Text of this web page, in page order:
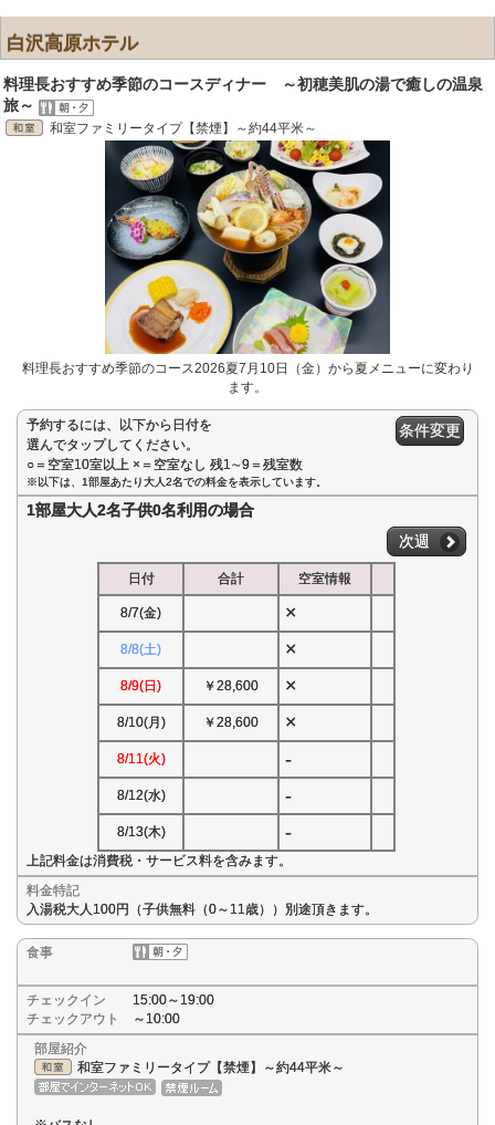
白沢高原ホテル
料理長おすすめ季節のコースディナー ～初穂美肌の湯で癒しの温泉
旅～
和室ファミリータイプ【禁煙】～約44平米～
料理長おすすめ季節のコース2026夏7月10日（金）から夏メニューに変わり
ます。
予約するには、以下から日付を
選んでタップしてください。
○＝空室10室以上 ×＝空室なし 残1∼9＝残室数
条件変更
※以下は、1部屋あたり大人2名での料金を表示しています。
1部屋大人2名子供0名利用の場合
次週
日付 合計 空室情報
8/7(金) ×
8/8(土) ×
8/9(日) ￥28,600 ×
8/10(月) ￥28,600 ×
8/11(火) -
8/12(水) -
8/13(木) -
上記料金は消費税・サービス料を含みます。
料金特記
入湯税大人100円（子供無料（0～11歳））別途頂きます。
食事
チェックイン
15:00～19:00
チェックアウト
～10:00
部屋紹介
和室ファミリータイプ【禁煙】～約44平米～